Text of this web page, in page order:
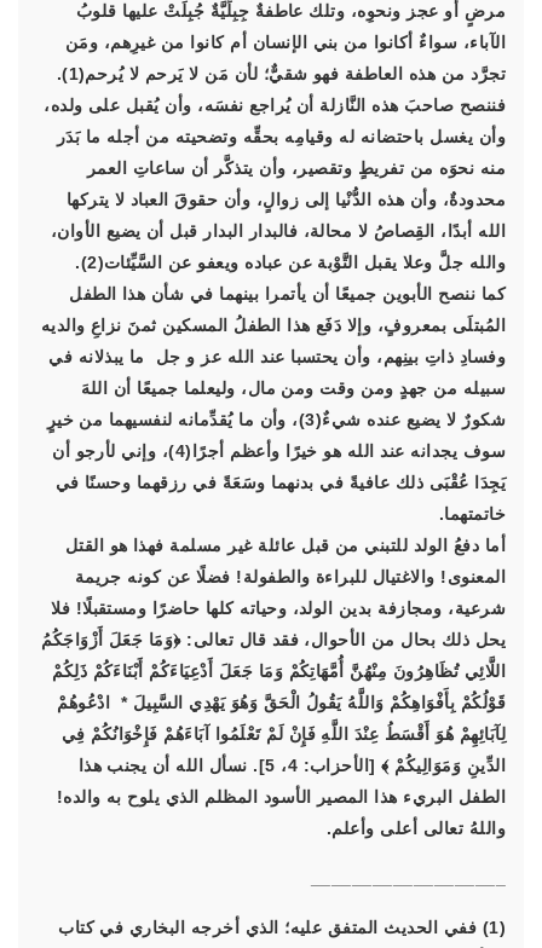
مرضٍ أو عجز ونحوِه، وتلك عاطفةٌ جِبِلِّيَّةٌ جُبِلَتْ عليها قلوبُ
الآباء، سواءٌ أكانوا من بني الإنسان أم كانوا من غيرِهم، ومَن
تجرَّد من هذه العاطفة فهو شقيٌّ؛ لأن مَن لا يَرحم لا يُرحم(1).
فننصح صاحبَ هذه النَّازلة أن يُراجع نفسَه، وأن يُقبل على ولده،
وأن يغسل باحتضانه له وقيامِه بحقِّه وتضحيته من أجله ما بَدَر
منه نحوَه من تفريطٍ وتقصير، وأن يتذكَّر أن ساعاتِ العمر
محدودةٌ، وأن هذه الدُّنْيا إلى زوالٍ، وأن حقوقَ العباد لا يتركها
الله أبدًا، القِصاصُ لا محالة، فالبدار البدار قبل أن يضيع الأوان،
والله جلَّ وعلا يقبل التَّوْبة عن عباده ويعفو عن السَّيِّئات(2).
كما ننصح الأبوين جميعًا أن يأتمرا بينهما في شأن هذا الطفل
المُبتلَى بمعروفٍ، وإلا دَفَع هذا الطفلُ المسكين ثمنَ نزاعِ والديه
وفسادِ ذاتِ بينِهم، وأن يحتسبا عند الله عز و جل ما يبذلانه في
سبيله من جهدٍ ومن وقت ومن مال، وليعلما جميعًا أن اللهَ
شكورٌ لا يضيع عنده شيءٌ(3)، وأن ما يُقدِّمانه لنفسيهما من خيرٍ
سوف يجدانه عند الله هو خيرًا وأعظم أجرًا(4)، وإني لأرجو أن
يَجِدَا عُقْبَى ذلك عافيةً في بدنهما وسَعَةً في رزقهما وحسنًا في
خاتمتهما.
أما دفعُ الولد للتبني من قبل عائلة غير مسلمة فهذا هو القتل
المعنوى! والاغتيال للبراءة والطفولة! فضلًا عن كونه جريمة
شرعية، ومجازفة بدين الولد، وحياته كلها حاضرًا ومستقبلًا! فلا
يحل ذلك بحال من الأحوال، فقد قال تعالى:﴿وَمَا جَعَلَ أَزْوَاجَكُمُ
اللَّائِي تُظَاهِرُونَ مِنْهُنَّ أُمَّهَاتِكُمْ وَمَا جَعَلَ أَدْعِيَاءَكُمْ أَبْنَاءَكُمْ ذَلِكُمْ
قَوْلُكُمْ بِأَفْوَاهِكُمْ وَاللَّهُ يَقُولُ الْحَقَّ وَهُوَ يَهْدِي السَّبِيلَ * ادْعُوهُمْ
لِآبَائِهِمْ هُوَ أَقْسَطُ عِنْدَ اللَّهِ فَإِنْ لَمْ تَعْلَمُوا آبَاءَهُمْ فَإِخْوَانُكُمْ فِي
الدِّينِ وَمَوَالِيكُمْ ﴾
[الأحزاب: 4، 5]. نسأل الله أن يجنب هذا
الطفل البريء هذا المصير الأسود المظلم الذي يلوح به والده!
واللهُ تعالى أعلى وأعلم.
(1) ففي الحديث المتفق عليه؛ الذي أخرجه البخاري في كتاب